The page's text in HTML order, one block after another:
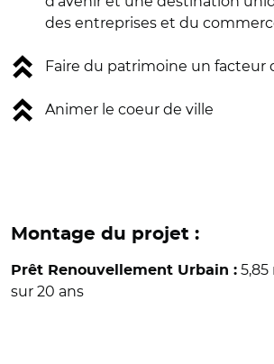
des entreprises et du
Faire du patrimoine un facteur
Animer le coeur de ville
Montage du projet :
Prêt Renouvellement Urbain : 5,85
sur 20 ans